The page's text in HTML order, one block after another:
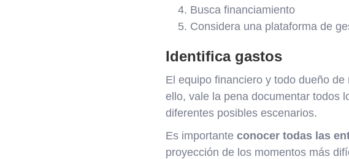
Busca financiamiento
Considera una plataforma de
Identifica gastos
El equipo financiero y todo dueño
ello, vale la pena documentar todos
diferentes posibles escenarios.
Es importante conocer todas las
proyección de los momentos más